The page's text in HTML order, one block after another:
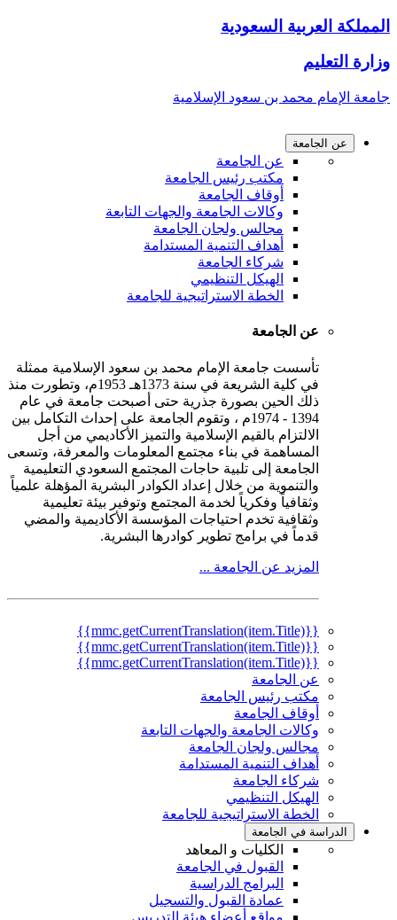
المملكة العربية السعودية
وزارة التعليم
جامعة الإمام محمد بن سعود الإسلامية
عن الجامعة
عن الجامعة
مكتب رئيس الجامعة
أوقاف الجامعة
وكالات الجامعة والجهات التابعة
مجالس ولجان الجامعة
أهداف التنمية المستدامة
شركاء الجامعة
الهيكل التنظيمي
الخطة الاستراتيجية للجامعة
عن الجامعة
تأسست جامعة الإمام محمد بن سعود الإسلامية ممثلة
في كلية الشريعة في سنة 1373هـ 1953م، وتطورت منذ
ذلك الحين بصورة جذرية حتى أصبحت جامعة في عام
1394 - 1974م ، وتقوم الجامعة على إحداث التكامل بين
الالتزام بالقيم الإسلامية والتميز الأكاديمي من أجل
المساهمة في بناء مجتمع المعلومات والمعرفة، وتسعى
الجامعة إلى تلبية حاجات المجتمع السعودي التعليمية
والتنموية من خلال إعداد الكوادر البشرية المؤهلة علمياً
وثقافياً وفكرياً لخدمة المجتمع وتوفير بيئة تعليمية
وثقافية تخدم احتياجات المؤسسة الأكاديمية والمضي
قدماً في برامج تطوير كوادرها البشرية.
المزيد عن الجامعة ...
{{mmc.getCurrentTranslation(item.Title)}}
{{mmc.getCurrentTranslation(item.Title)}}
{{mmc.getCurrentTranslation(item.Title)}}
عن الجامعة
مكتب رئيس الجامعة
أوقاف الجامعة
وكالات الجامعة والجهات التابعة
مجالس ولجان الجامعة
أهداف التنمية المستدامة
شركاء الجامعة
الهيكل التنظيمي
الخطة الاستراتيجية للجامعة
الدراسة في الجامعة
الكليات و المعاهد
القبول في الجامعة
البرامج الدراسية
عمادة القبول والتسجيل
مواقع أعضاء هيئة التدريس